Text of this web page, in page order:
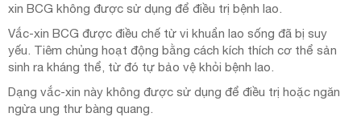
xin BCG không được sử dụng để điều trị bệnh lao.
Vắc-xin BCG được điều chế từ vi khuẩn lao sống đã bị suy
yếu. Tiêm chủng hoạt động bằng cách kích thích cơ thể sản
sinh ra kháng thể, từ đó tự bảo vệ khỏi bệnh lao.
Dạng vắc-xin này không được sử dụng để điều trị hoặc ngăn
ngừa ung thư bàng quang.